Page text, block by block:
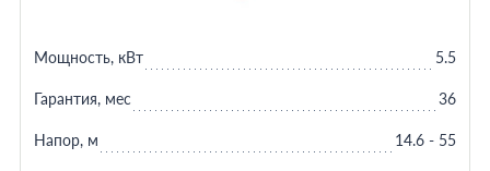
Мощность, кВт 5.5
Гарантия, мес 36
Напор, м 14.6 - 55